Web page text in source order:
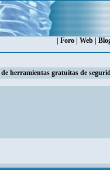
Foro Web
de herramientas gratuitas de